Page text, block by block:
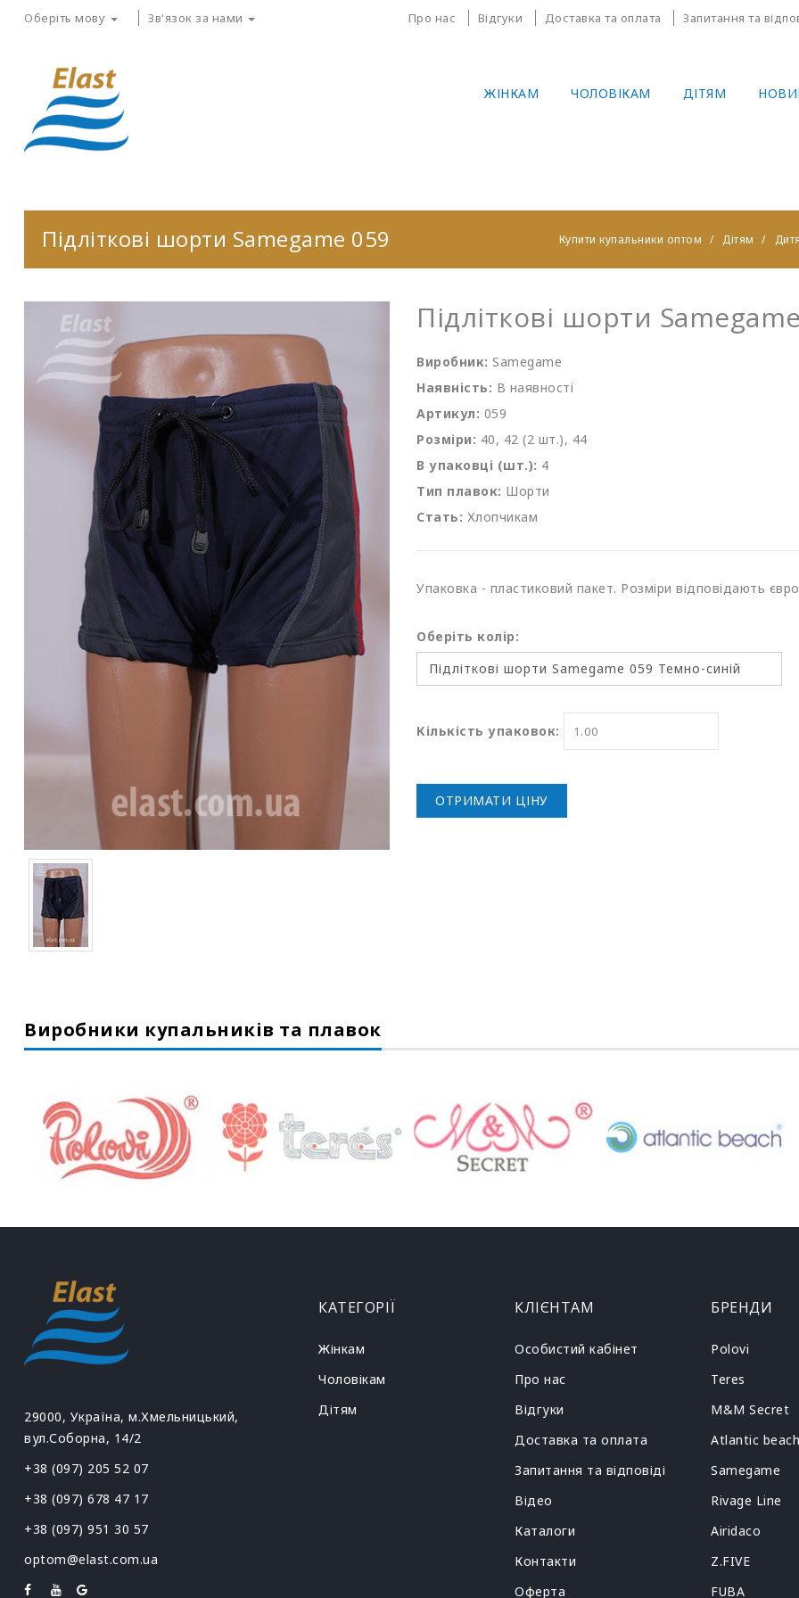
Оберіть мову Зв'язок за нами Про нас Відгуки Доставка та оплата Запитання та
ЖІНКАМ ЧОЛОВІКАМ ДІТЯМ
Підліткові шорти Samegame 059 Купити купальники оптом Дітям
Підліткові шорти
Виробник: Samegame
Наявність: В наявності
Артикул: 059
Розміри: 40, 42 (2 шт.), 44
В упаковці (шт.): 4
Тип плавок: Шорти
Стать: Хлопчикам
Упаковка - пластиковий пакет. Розміри відповідають
Оберіть колір:
Кількість упаковок:
ОТРИМАТИ ЦІНУ
Виробники купальників та плавок
29000, Україна, м.Хмельницький,
вул.Соборна, 14/2
+38 (097) 205 52 07
+38 (097) 678 47 17
+38 (097) 951 30 57
optom@elast.com.ua
КАТЕГОРІЇ
Жінкам
Чоловікам
Дітям
КЛІЄНТАМ
Особистий кабінет
Про нас
Відгуки
Доставка та оплата
Запитання та відповіді
Відео
Каталоги
Контакти
Оферта
БРЕНДИ
Polovi
Teres
M&M Secret
Atlantic beach
Samegame
Rivage Line
Airidaco
Z.FIVE
FUBA